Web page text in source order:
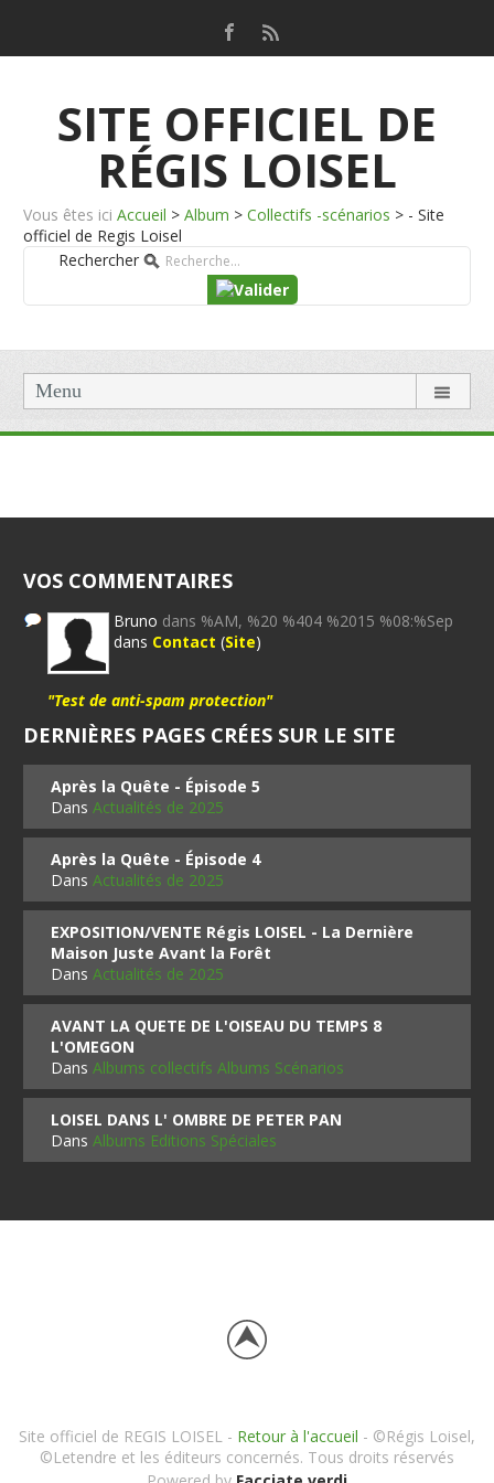
SITE OFFICIEL DE
RÉGIS LOISEL
Vous êtes ici Accueil > Album > Collectifs -scénarios > - Site
officiel de Regis Loisel
Rechercher
Menu
VOS COMMENTAIRES
Bruno dans %AM, %20 %404 %2015 %08:%Sep
dans Contact (Site)
"Test de anti-spam protection"
DERNIÈRES PAGES CRÉES SUR LE SITE
Après la Quête - Épisode 5
DansActualités de 2025
Après la Quête - Épisode 4
DansActualités de 2025
EXPOSITION/VENTE Régis LOISEL - La Dernière
Maison Juste Avant la Forêt
DansActualités de 2025
AVANT LA QUETE DE L'OISEAU DU TEMPS 8
L'OMEGON
DansAlbums collectifs Albums Scénarios
LOISEL DANS L' OMBRE DE PETER PAN
DansAlbums Editions Spéciales
Site officiel de REGIS LOISEL - Retour à l'accueil - ©Régis Loisel,
©Letendre et les éditeurs concernés. Tous droits réservés